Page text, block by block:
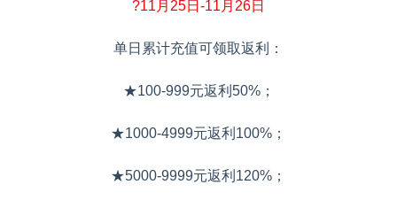
?11月25日-11月26日
单日累计充值可领取返利：
★100-999元返利50%；
★1000-4999元返利100%；
★5000-9999元返利120%；